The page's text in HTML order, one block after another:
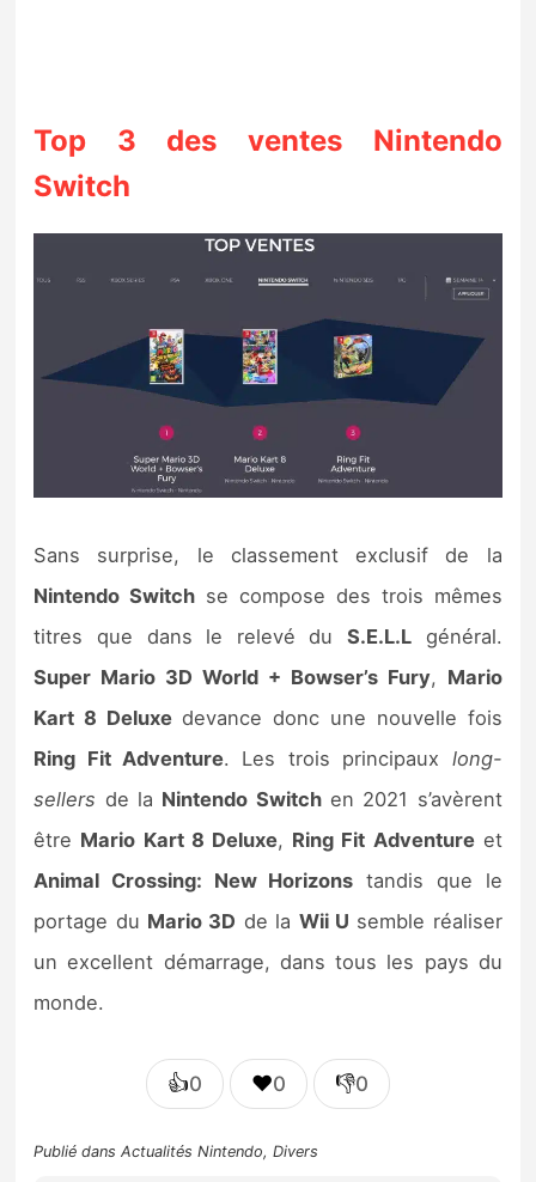
Top 3 des ventes Nintendo
Switch
Sans surprise, le classement exclusif de la
Nintendo Switch se compose des trois mêmes
titres que dans le relevé duS.E.L.L général.
Super Mario 3D World + Bowser’s Fury, Mario
Kart 8 Deluxedevance donc une nouvelle fois
Ring Fit Adventure. Les trois principaux long-
sellers de la Nintendo Switchen 2021 s’avèrent
être Mario Kart 8 Deluxe, Ring Fit Adventureet
Animal Crossing: New Horizons tandis que le
portage du Mario 3D de la Wii U semble réaliser
un excellent démarrage, dans tous les pays du
monde.
👍0 ❤️0 👎0
Publié dansActualités Nintendo,Divers